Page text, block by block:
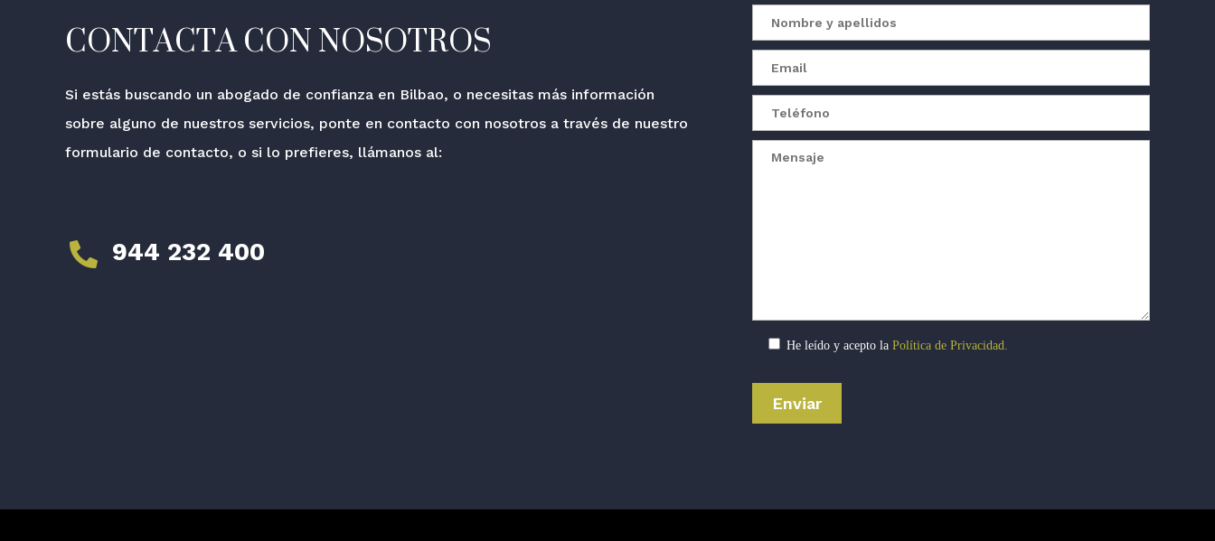
CONTACTA CON NOSOTROS
Si estás buscando un abogado de confianza en Bilbao, o necesitas más información
sobre alguno de nuestros servicios, ponte en contacto con nosotros a través de nuestro
formulario de contacto, o si lo prefieres, llámanos al:
 944 232 400
He leído y acepto la Política de Privacidad.